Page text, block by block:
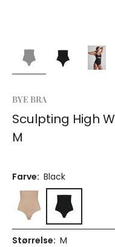
BYE BRA
Sculpting High
M
Farve: Black
Størrelse: M